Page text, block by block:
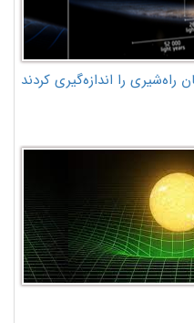
را اندازه‌گیری کردند